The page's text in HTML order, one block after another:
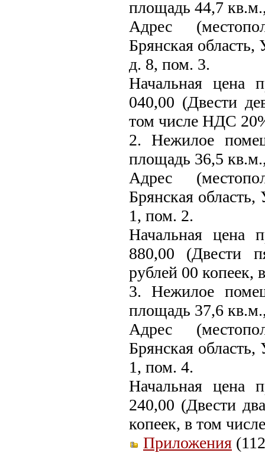
площадь 44,7
Адрес
Брянская
д. 8, пом. 3.
Начальная цена
040,00 (Двести
том числе НДС
2. Нежилое
площадь 36,5
Адрес
Брянская
1, пом. 2.
Начальная цена
880,00 (Двести
рублей 00 копеек,
3. Нежилое
площадь 37,6
Адрес
Брянская
1, пом. 4.
Начальная цена
240,00 (Двести
копеек, в том
Приложения